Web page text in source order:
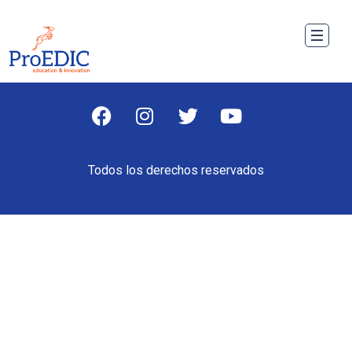
Todos los derechos reservados